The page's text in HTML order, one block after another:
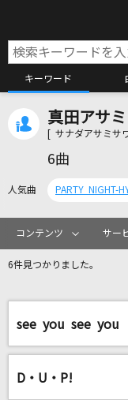
キーワード
リアル
[生音]ひまわり
秦 基博
真田アサ
[ サナダアサミサ
6曲
人気曲
コンテンツ サー
6件見つかりました。
see you see you
D・U・P!